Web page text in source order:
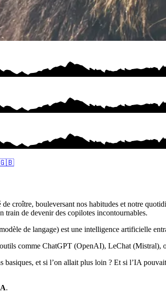
! 🇬🇧
de croître, bouleversant nos habitudes et notre
train de devenir des copilotes incontournables.
de langage) est une intelligence artificielle
comme ChatGPT (OpenAI), LeChat (Mistral),
basiques, et si l’on allait plus loin ? Et si l’IA pouvait
.